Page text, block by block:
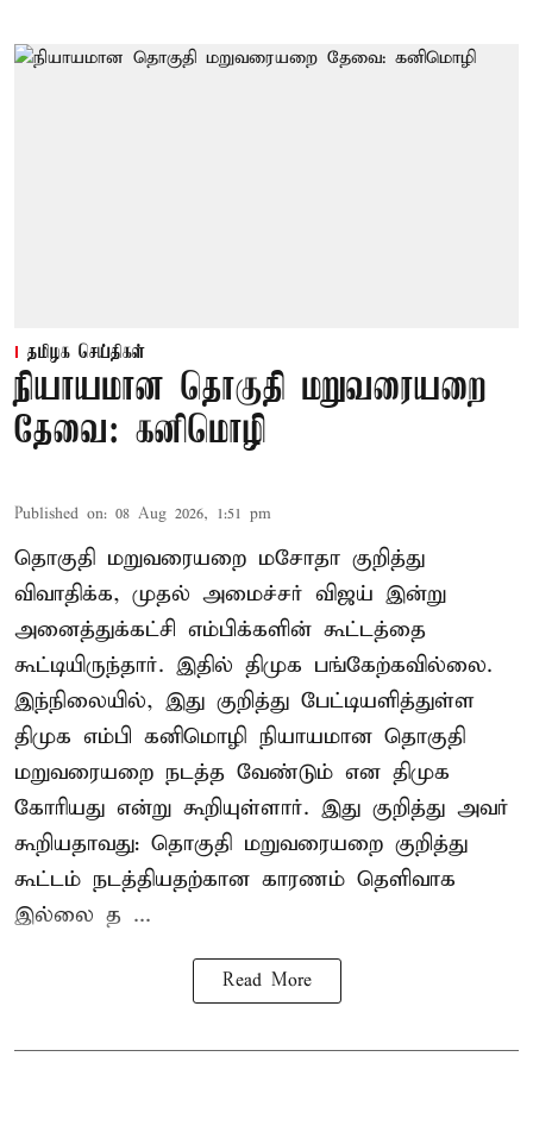
தமிழக செய்திகள்
நியாயமான தொகுதி மறுவரையறை
தேவை: கனிமொழி
Published on: 08 Aug 2026, 1:51 pm
தொகுதி மறுவரையறை மசோதா குறித்து
விவாதிக்க, முதல் அமைச்சர் விஜய் இன்று
அனைத்துக்கட்சி எம்பிக்களின் கூட்டத்தை
கூட்டியிருந்தார். இதில் திமுக பங்கேற்கவில்லை.
இந்நிலையில், இது குறித்து பேட்டியளித்துள்ள
திமுக எம்பி கனிமொழி நியாயமான தொகுதி
மறுவரையறை நடத்த வேண்டும் என திமுக
கோரியது என்று கூறியுள்ளார். இது குறித்து அவர்
கூறியதாவது: தொகுதி மறுவரையறை குறித்து
கூட்டம் நடத்தியதற்கான காரணம் தெளிவாக
இல்லை த ...
Read More